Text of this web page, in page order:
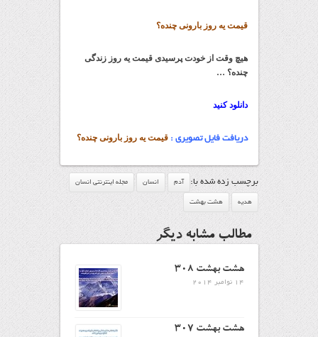
قیمت یه روز بارونی چنده؟
هیچ وقت از خودت پرسیدی قیمت یه روز زندگی
چنده؟ …
دانلود کنید
دریافت فایل تصویری : قیمت یه روز بارونی چنده؟
برچسب زده شده با: آدم انسان مجله اینترنتی انسان
هدیه هشت بهشت
مطالب مشابه دیگر
هشت بهشت ۳۰۸
14 نوامبر 2014
هشت بهشت ۳۰۷